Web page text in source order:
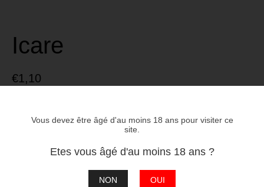
Vous devez être âgé d'au moins 18 ans pour visiter ce
site.
Etes vous âgé d'au moins 18 ans ?
NON OUI
Icare
€1,10
2 3 4 ERREUR réessayer